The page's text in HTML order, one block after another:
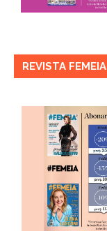
REVISTA FEMEIA